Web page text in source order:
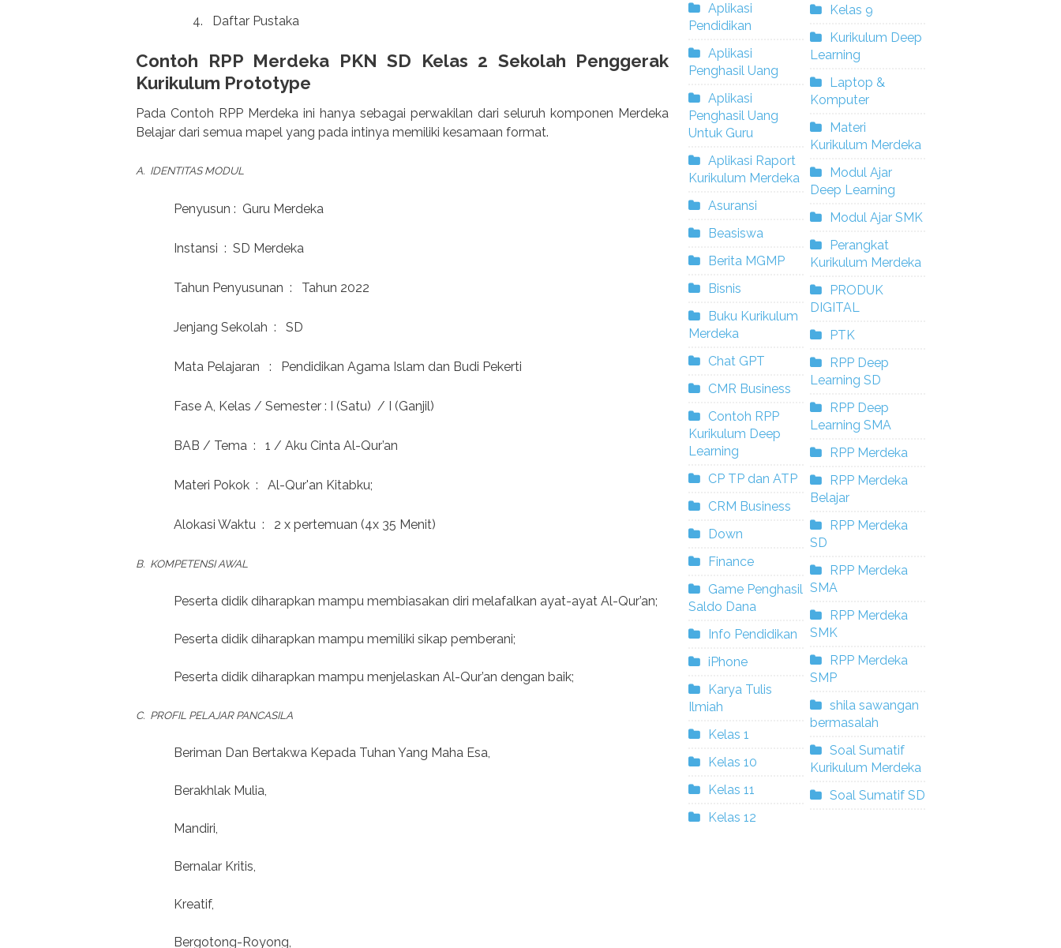
4. Daftar Pustaka
Contoh RPP Merdeka PKN SD Kelas 2 Sekolah Penggerak
Kurikulum Prototype
Pada Contoh RPP Merdeka ini hanya sebagai perwakilan dari seluruh komponen Merdeka
Belajar dari semua mapel yang pada intinya memiliki kesamaan format.
A. IDENTITAS MODUL
Penyusun : Guru Merdeka
Instansi : SD Merdeka
Tahun Penyusunan : Tahun 2022
Jenjang Sekolah : SD
Mata Pelajaran : Pendidikan Agama Islam dan Budi Pekerti
Fase A, Kelas / Semester : I (Satu) / I (Ganjil)
BAB / Tema : 1 / Aku Cinta Al-Qur’an
Materi Pokok : Al-Qur'an Kitabku;
Alokasi Waktu : 2 x pertemuan (4x 35 Menit)
B. KOMPETENSI AWAL
Peserta didik diharapkan mampu membiasakan diri melafalkan ayat-ayat Al-Qur’an;
Peserta didik diharapkan mampu memiliki sikap pemberani;
Peserta didik diharapkan mampu menjelaskan Al-Qur’an dengan baik;
C. PROFIL PELAJAR PANCASILA
Beriman Dan Bertakwa Kepada Tuhan Yang Maha Esa,
Berakhlak Mulia,
Mandiri,
Bernalar Kritis,
Kreatif,
Bergotong-Royong,
Aplikasi
Pendidikan
Aplikasi
Penghasil Uang
Aplikasi
Penghasil Uang
Untuk Guru
Aplikasi Raport
Kurikulum Merdeka
Asuransi
Beasiswa
Berita MGMP
Bisnis
Buku Kurikulum
Merdeka
Chat GPT
CMR Business
Contoh RPP
Kurikulum Deep
Learning
CP TP dan ATP
CRM Business
Down
Finance
Game Penghasil
Saldo Dana
Info Pendidikan
iPhone
Karya Tulis
Ilmiah
Kelas 1
Kelas 10
Kelas 11
Kelas 12
Kelas 9
Kurikulum Deep
Learning
Laptop &
Komputer
Materi
Kurikulum Merdeka
Modul Ajar
Deep Learning
Modul Ajar SMK
Perangkat
Kurikulum Merdeka
PRODUK
DIGITAL
PTK
RPP Deep
Learning SD
RPP Deep
Learning SMA
RPP Merdeka
RPP Merdeka
Belajar
RPP Merdeka
SD
RPP Merdeka
SMA
RPP Merdeka
SMK
RPP Merdeka
SMP
shila sawangan
bermasalah
Soal Sumatif
Kurikulum Merdeka
Soal Sumatif SD